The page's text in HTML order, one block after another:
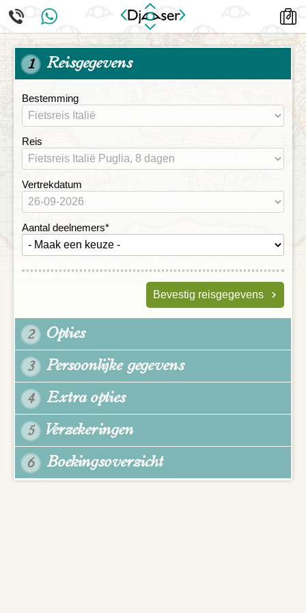
1 Reisgegevens
Bestemming
Reis
Vertrekdatum
Aantal deelnemers*
Bevestig reisgegevens
2 Opties
3 Persoonlijke gegevens
4 Extra opties
5 Verzekeringen
6 Boekingsoverzicht